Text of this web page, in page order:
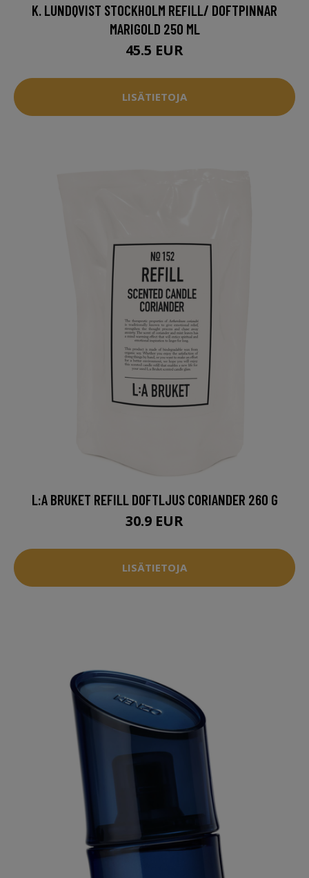
K. LUNDQVIST STOCKHOLM REFILL/ DOFTPINNAR
MARIGOLD 250 ML
45.5 EUR
LISÄTIETOJA
L:A BRUKET REFILL DOFTLJUS CORIANDER 260 G
30.9 EUR
LISÄTIETOJA